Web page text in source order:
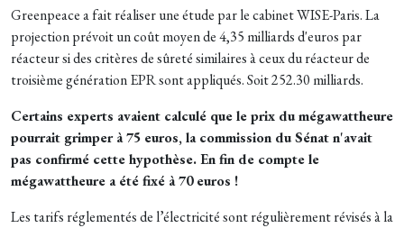
Greenpeace a fait réaliser une étude par le cabinet WISE-Paris. La
projection prévoit un coût moyen de 4,35 milliards d'euros par
réacteur si des critères de sûreté similaires à ceux du réacteur de
troisième génération EPR sont appliqués. Soit 252.30 milliards.
Certains experts avaient calculé que le prix du mégawattheure
pourrait grimper à 75 euros, la commission du Sénat n'avait
pas confirmé cette hypothèse. En fin de compte le
mégawattheure a été fixé à 70 euros !
Les tarifs réglementés de l’électricité sont régulièrement révisés à la